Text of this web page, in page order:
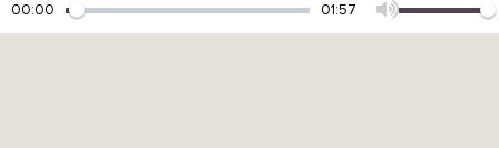
00:00 01:57